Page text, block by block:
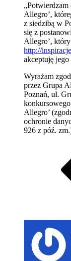
Allegro’,
z siedzibą w
się z
Allegro’,
http://
akceptuję jego
Wyrażam
przez Grupa
Poznań, ul.
Allegro’
ochronie
926 z póź.